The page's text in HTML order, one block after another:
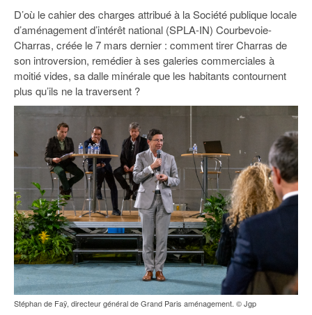
D’où le cahier des charges attribué à la Société publique locale
d’aménagement d’intérêt national (SPLA-IN) Courbevoie-
Charras, créée le 7 mars dernier : comment tirer Charras de
son introversion, remédier à ses galeries commerciales à
moitié vides, sa dalle minérale que les habitants contournent
plus qu’ils ne la traversent ?
Stéphan de Faÿ, directeur général de Grand Paris aménagement. © Jgp